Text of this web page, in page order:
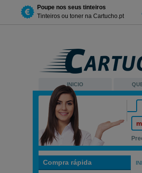
Poupe nos seus tinteiros
Tinteiros ou toner na Cartucho.pt
INICIO
Compra rápida